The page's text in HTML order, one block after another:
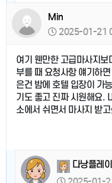
Min
2025-01-21
여기 웬만한 고급마사지보
부를 때 요청사항 얘기하
은건 밤에 호텔 입장이 가
기도 좋고 진짜 시원해요.
소에서 쉬면서 마사지 받
다낭플레이